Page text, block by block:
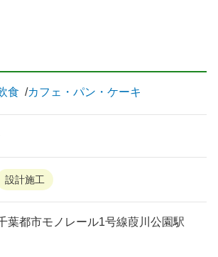
食 カフェ・パン・ケーキ
設計施工
葉都市モノレール1号線葭川公園駅